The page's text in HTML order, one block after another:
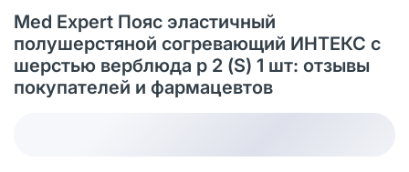
Med Expert Пояс эластичный
полушерстяной согревающий ИНТЕКС с
шерстью верблюда р 2 (S) 1 шт: отзывы
покупателей и фармацевтов